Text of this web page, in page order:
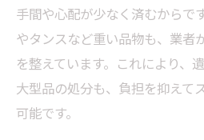
手間や心配が少なく済むからで
やタンスなど重い品物も、業者
を整えています。これにより、
大型品の処分も、負担を抑えて
可能です。